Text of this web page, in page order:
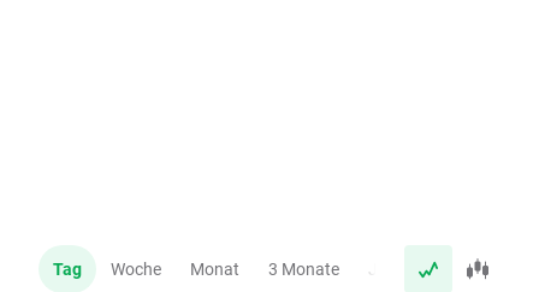
Tag Woche Monat 3 Monate Jahr